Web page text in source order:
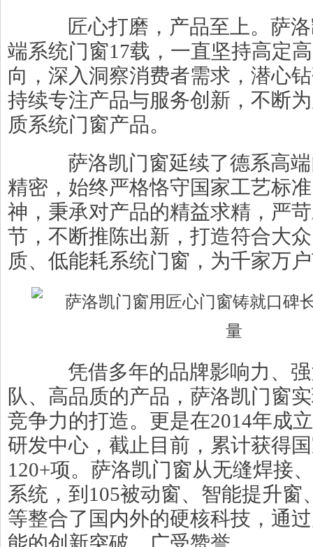
匠心打磨，产品至上。萨洛
端系统门窗17载，一直坚持高定
向，深入洞察消费者需求，潜心
持续专注产品与服务创新，不断
质系统门窗产品。
萨洛凯门窗延续了德系高端
精密，始终严格恪守国家工艺标
神，秉承对产品的精益求精，严
节，不断推陈出新，打造符合大
质、低能耗系统门窗，为千家万
凭借多年的品牌影响力、强
队、高品质的产品，萨洛凯门窗
竞争力的打造。更是在2014年成
研发中心，截止目前，累计获得
120+项。萨洛凯门窗从无缝焊接
系统，到105被动窗、智能提升窗
等整合了国内外的硬核科技，通